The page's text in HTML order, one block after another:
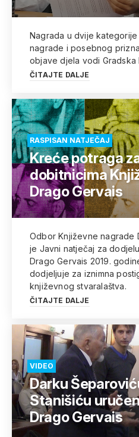
Nagrada u dvije
nagrade i posebnog
objave djela vodi Gradska
ČITAJTE DALJE
RASPISAN NATJEČAJ
Kreće potraga
dobitnicima
Drago Gervais
Odbor Književne nagrade
je Javni natječaj za
Drago Gervais 2019.
dodjeljuje za iznimna
književnog stvaralaštva.
ČITAJTE DALJE
VIDEO
Darku
Stanišiću
Drago Gervais